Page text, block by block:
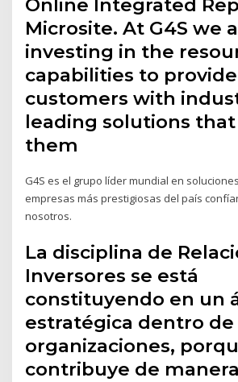
Online Integrated
Microsite. At G4S we
investing in the
capabilities to provide
customers with
leading solutions
them
G4S es el grupo líder mundial en
empresas más prestigiosas del país
nosotros.
La disciplina de
Inversores se está
constituyendo en un
estratégica dentro de
organizaciones,
contribuye de